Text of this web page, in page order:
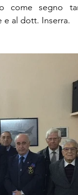
come segno
e al dott. Inserra.